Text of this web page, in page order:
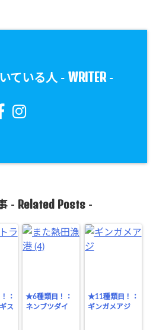
ている人 - WRITER-
- Related Posts-
：
ス
★6種類目！：
ネンブツダイ
★11種類目！：
ギンガメアジ